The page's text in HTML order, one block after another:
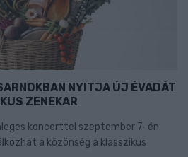
NYITJA ÚJ ÉVADÁT
ZENEKAR
koncerttel szeptember 7-én
a közönség a klasszikus